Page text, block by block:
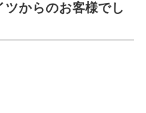
からのお客様でし